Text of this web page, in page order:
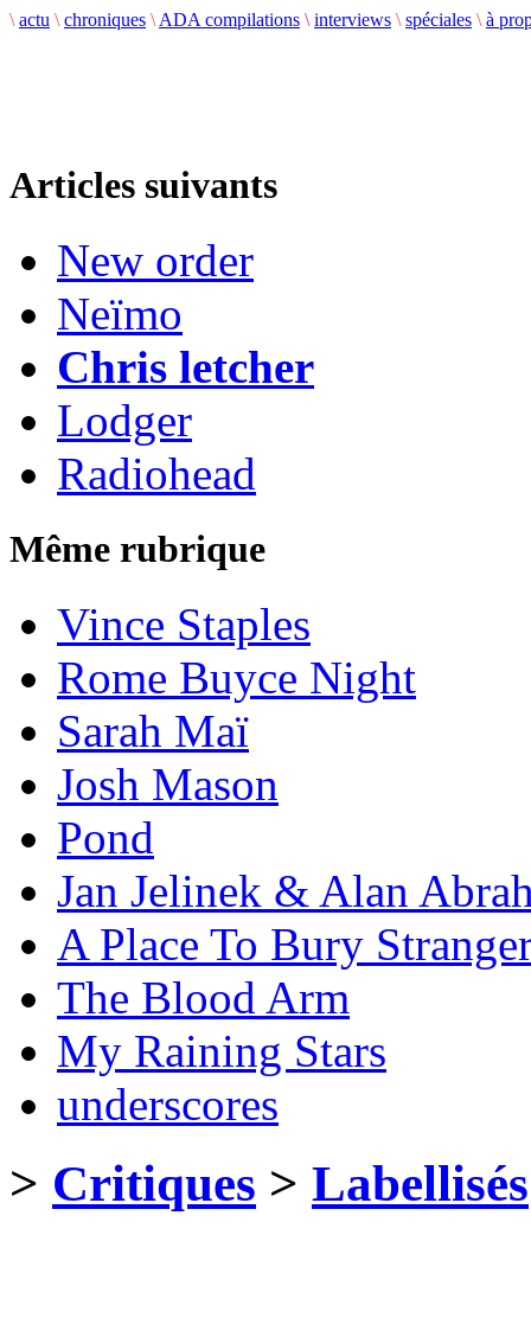
\ actu \ chroniques \ ADA compilations \ interviews \ spéciales \ à
Articles suivants
New order
Neïmo
Chris letcher
Lodger
Radiohead
Même rubrique
Vince Staples
Rome Buyce Night
Sarah Maï
Josh Mason
Pond
Jan Jelinek & Alan
A Place To Bury
The Blood Arm
My Raining Stars
underscores
> Critiques > Labellisés